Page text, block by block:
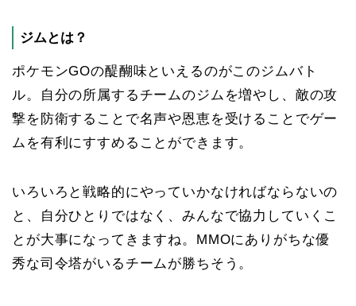
ジムとは？
ポケモンGOの醍醐味といえるのがこのジムバト
ル。自分の所属するチームのジムを増やし、敵の攻
撃を防衛することで名声や恩恵を受けることでゲー
ムを有利にすすめることができます。
いろいろと戦略的にやっていかなければならないの
と、自分ひとりではなく、みんなで協力していくこ
とが大事になってきますね。MMOにありがちな優
秀な司令塔がいるチームが勝ちそう。